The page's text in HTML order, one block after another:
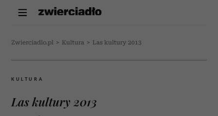
Zwierciadlo.pl > Kultura > Las kultury 2013
KULTURA
Las kultury 2013